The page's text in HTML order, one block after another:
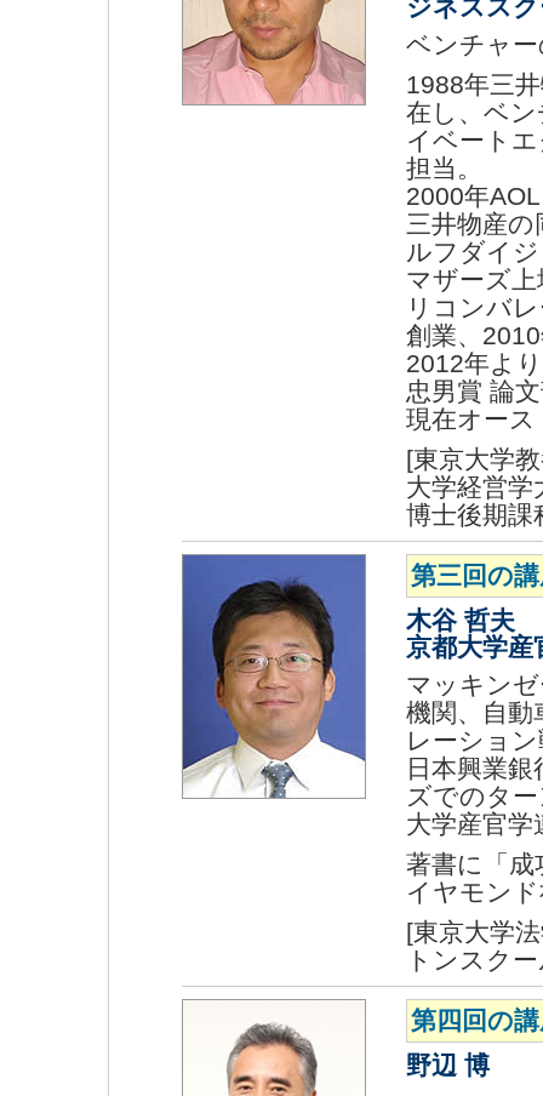
ジネスス
ベンチャ
1988年三
在し、ベ
イベート
担当。
2000年
三井物産の
ルフダイ
マザーズ
リコンバ
創業、
2012年よ
忠男賞 論
現在オー
[東京大学
大学経営学
博士後期課
第三回の
木谷 哲夫
京都大学産
マッキン
機関、自動
レーショ
日本興業
ズでのタ
大学産官学
著書に「
イヤモン
[東京大学
トンスク
第四回の
野辺 博